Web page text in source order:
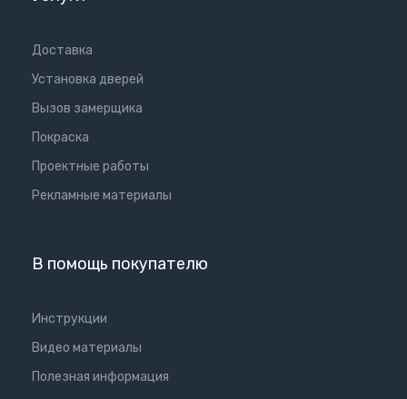
Доставка
Установка дверей
Вызов замерщика
Покраска
Проектные работы
Рекламные материалы
В помощь покупателю
Инструкции
Видео материалы
Полезная информация